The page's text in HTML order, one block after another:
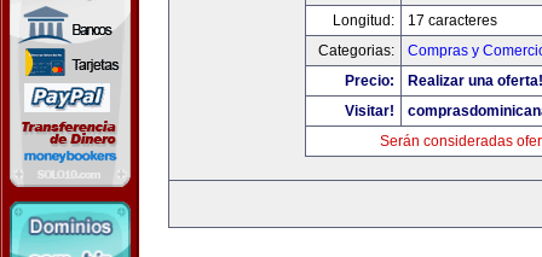
Longitud:
17 caracteres
Categorias:
Compras y
Precio:
Realizar una oferta!
Visitar!
Serán consideradas